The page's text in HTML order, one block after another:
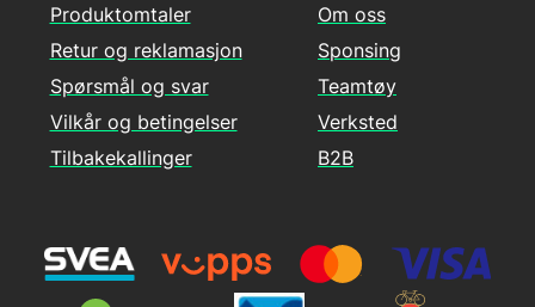
Produktomtaler
Retur og reklamasjon
Spørsmål og svar
Vilkår og betingelser
Tilbakekallinger
Om oss
Sponsing
Teamtøy
Verksted
B2B